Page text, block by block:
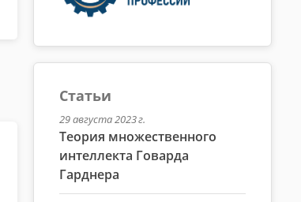
Статьи
29 августа 2023 г.
Теория множественного
интеллекта Говарда
Гарднера